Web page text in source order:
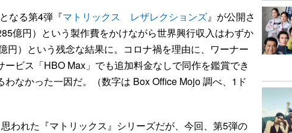
なる第4弾『マトリックス レザレクションズ』が公開さ
億円）という製作費をかけながら世界興行収入はわずか
円）という残念な結果に。コロナ禍を理由に、ワーナー
ビス「HBO Max」でも追加料金なしで同作を鑑賞でき
なかった一因だ。（数字は Box Office Mojo 調べ、1ド
われた『マトリックス』シリーズだが、今回、第5弾の